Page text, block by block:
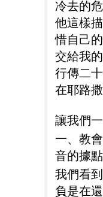
冷去的
他這樣
惜自己
交給我
行傳二
在耶路
讓我們
一、教
音的據
我們看
負是在